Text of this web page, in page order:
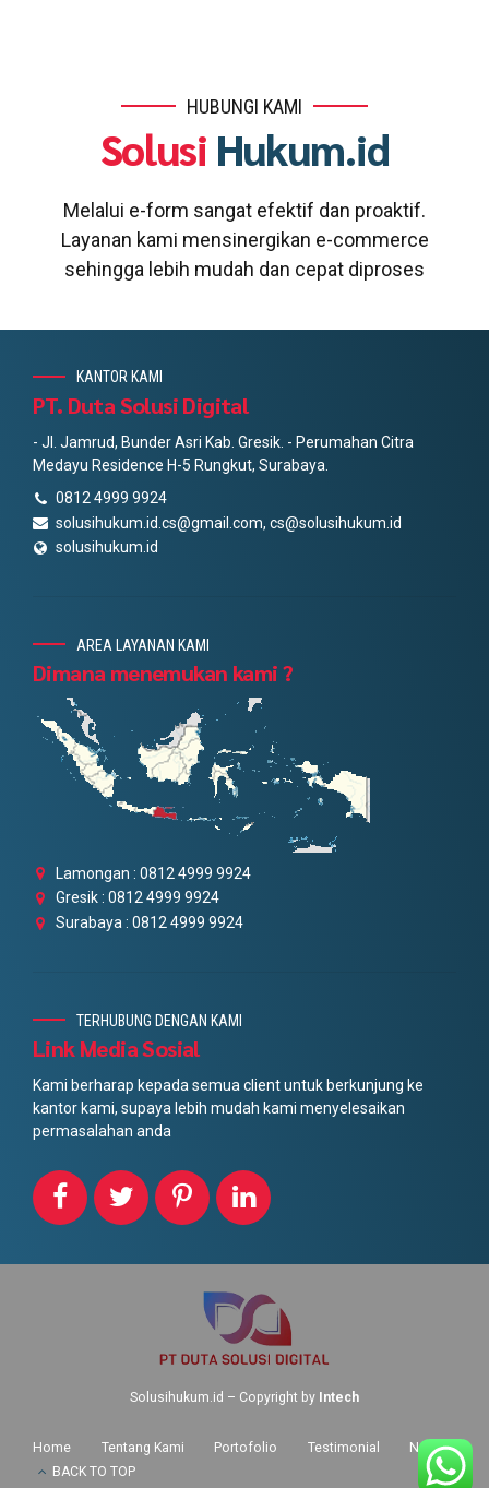
HUBUNGI KAMI
Solusi Hukum.id
Melalui e-form sangat efektif dan proaktif.
Layanan kami mensinergikan e-commerce
sehingga lebih mudah dan cepat diproses
KANTOR KAMI
PT. Duta Solusi Digital
- Jl. Jamrud, Bunder Asri Kab. Gresik. - Perumahan Citra
Medayu Residence H-5 Rungkut, Surabaya.
0812 4999 9924
solusihukum.id.cs@gmail.com, cs@solusihukum.id
solusihukum.id
AREA LAYANAN KAMI
Dimana menemukan kami ?
Lamongan : 0812 4999 9924
Gresik : 0812 4999 9924
Surabaya : 0812 4999 9924
TERHUBUNG DENGAN KAMI
Link Media Sosial
Kami berharap kepada semua client untuk berkunjung ke
kantor kami, supaya lebih mudah kami menyelesaikan
permasalahan anda
Solusihukum.id – Copyright by Intech
Home Tentang Kami Portofolio Testimonial
News
BACK TO TOP